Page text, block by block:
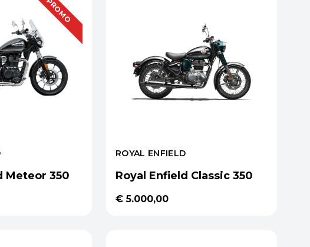
PROMO
Meteor 350
ROYAL ENFIELD
Royal Enfield Classic 350
€ 5.000,00